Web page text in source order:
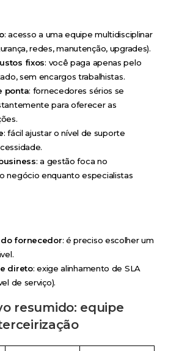
: acesso a uma equipe multidisciplinar
redes, manutenção, upgrades).
fixos: você paga apenas pelo
sem encargos trabalhistas.
ponta: fornecedores sérios se
para oferecer as
: fácil ajustar o nível de suporte
: a gestão foca no
negócio enquanto especialistas
fornecedor: é preciso escolher um
direto: exige alinhamento de SLA
de serviço).
resumido: equipe